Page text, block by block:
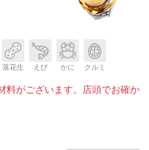
落花生 えび かに クルミ
料がございます。店頭でお確か